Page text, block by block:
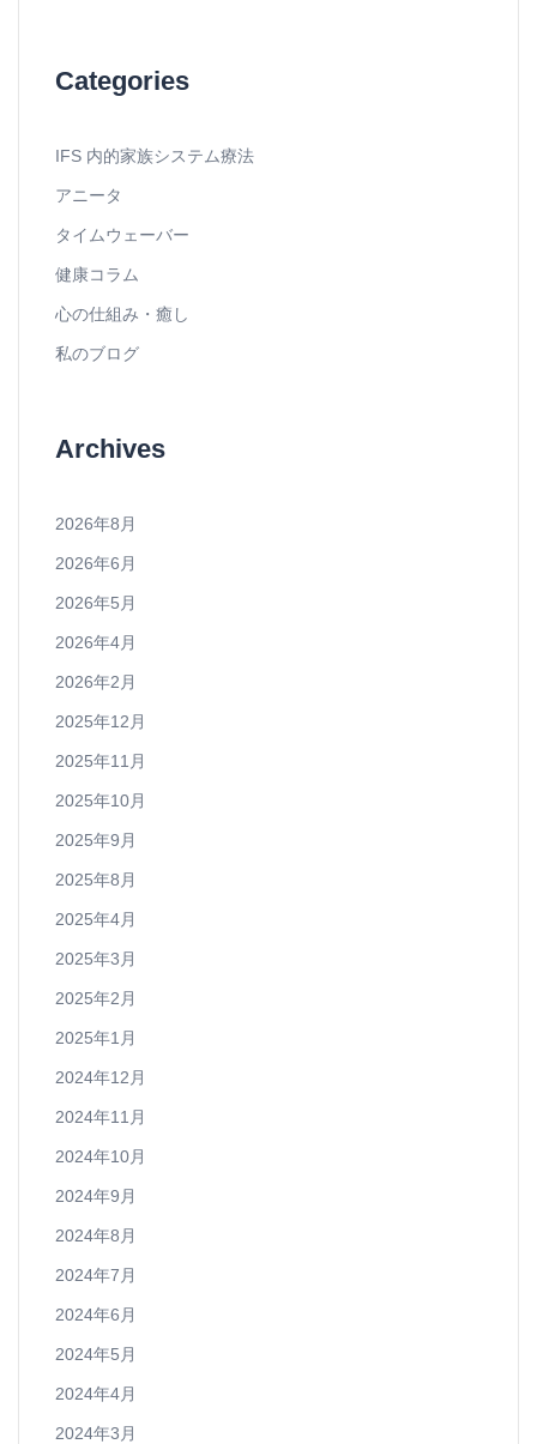
Categories
IFS 内的家族システム療法
アニータ
タイムウェーバー
健康コラム
心の仕組み・癒し
私のブログ
Archives
2026年8月
2026年6月
2026年5月
2026年4月
2026年2月
2025年12月
2025年11月
2025年10月
2025年9月
2025年8月
2025年4月
2025年3月
2025年2月
2025年1月
2024年12月
2024年11月
2024年10月
2024年9月
2024年8月
2024年7月
2024年6月
2024年5月
2024年4月
2024年3月